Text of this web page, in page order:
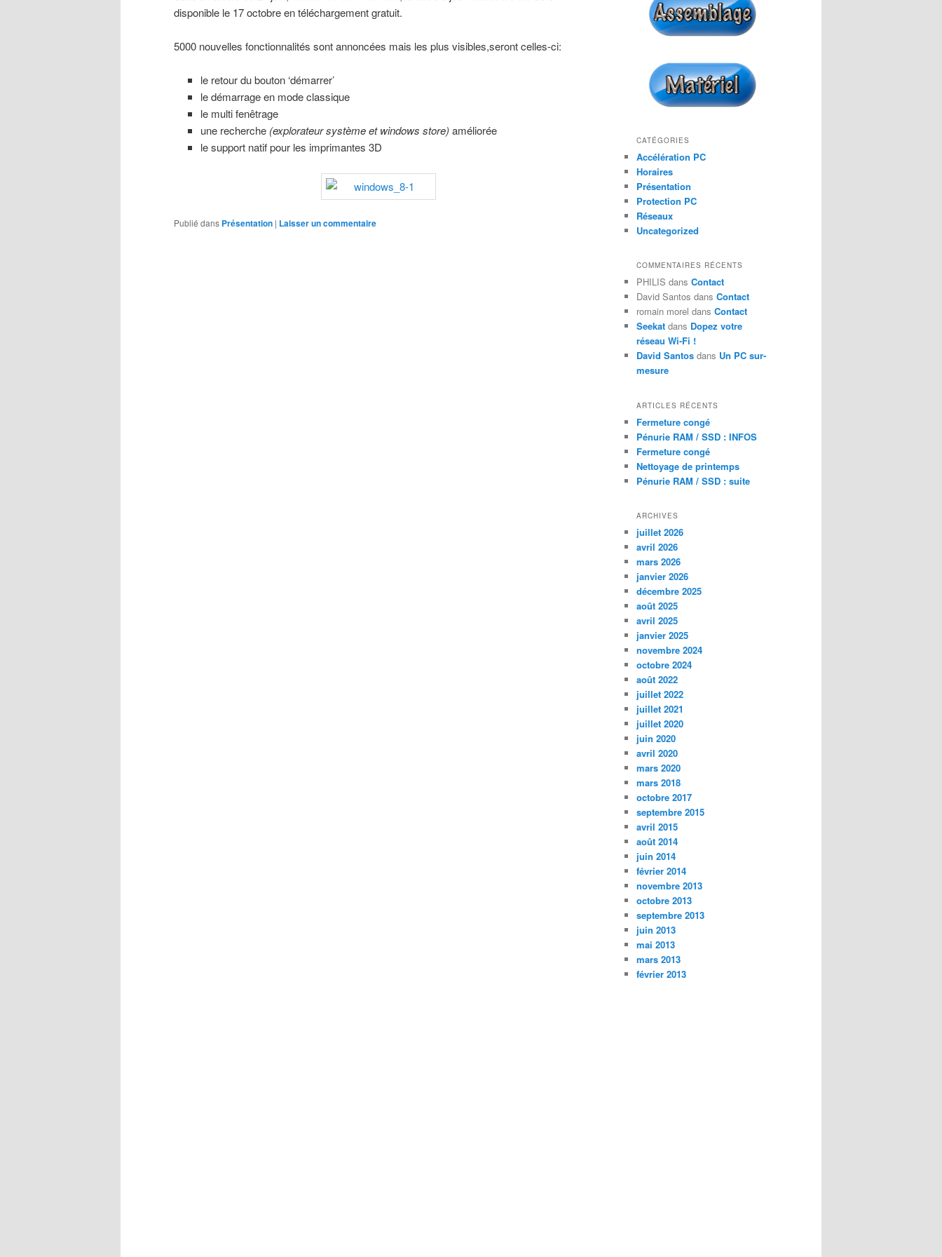
disponible le 17 octobre en téléchargement gratuit.
5000 nouvelles fonctionnalités sont annoncées mais les plus visibles,seront celles-ci:
le retour du bouton ‘démarrer’
le démarrage en mode classique
le multi fenêtrage
une recherche (explorateur système et windows store) améliorée
le support natif pour les imprimantes 3D
Publié dans Présentation | Laisser un commentaire
CATÉGORIES
Accélération PC
Horaires
Présentation
Protection PC
Réseaux
Uncategorized
COMMENTAIRES RÉCENTS
PHILIS dans Contact
David Santos dans Contact
romain morel dans Contact
Seekat dans Dopez votre
réseau Wi-Fi !
David Santos dans Un PC sur-
mesure
ARTICLES RÉCENTS
Fermeture congé
Pénurie RAM / SSD : INFOS
Fermeture congé
Nettoyage de printemps
Pénurie RAM / SSD : suite
ARCHIVES
juillet 2026
avril 2026
mars 2026
janvier 2026
décembre 2025
août 2025
avril 2025
janvier 2025
novembre 2024
octobre 2024
août 2022
juillet 2022
juillet 2021
juillet 2020
juin 2020
avril 2020
mars 2020
mars 2018
octobre 2017
septembre 2015
avril 2015
août 2014
juin 2014
février 2014
novembre 2013
octobre 2013
septembre 2013
juin 2013
mai 2013
mars 2013
février 2013